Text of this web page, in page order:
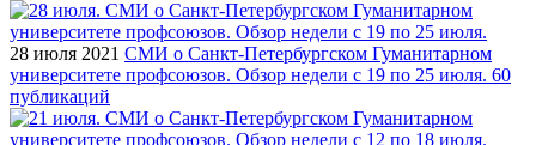
28 июля 2021 СМИ о Санкт-Петербургском Гуманитарном
университете профсоюзов. Обзор недели с 19 по 25 июля. 60
публикаций